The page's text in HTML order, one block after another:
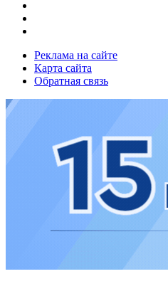
Реклама на сайте
Карта сайта
Обратная связь